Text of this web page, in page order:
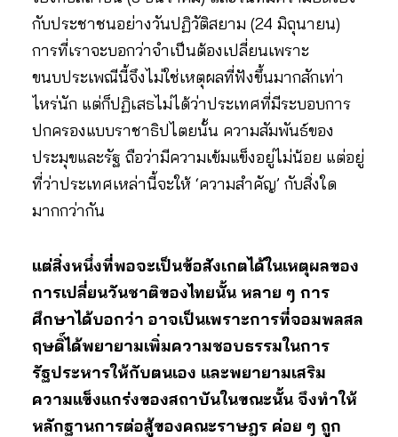
กับประชาชนอย่างวันปฏิวัติสยาม (24 มิถุนายน)
การที่เราจะบอกว่าจำเป็นต้องเปลี่ยนเพราะ
ขนบประเพณีนี้จึงไม่ใช่เหตุผลที่ฟังขึ้นมากสักเท่า
ไหร่นัก แต่ก็ปฏิเสธไม่ได้ว่าประเทศที่มีระบอบการ
ปกครองแบบราชาธิปไตยนั้น ความสัมพันธ์ของ
ประมุขและรัฐ ถือว่ามีความเข้มแข็งอยู่ไม่น้อย แต่อยู่
ที่ว่าประเทศเหล่านี้จะให้ ‘ความสำคัญ’ กับสิ่งใด
มากกว่ากัน
แต่สิ่งหนึ่งที่พอจะเป็นข้อสังเกตได้ในเหตุผลของ
การเปลี่ยนวันชาติของไทยนั้น หลาย ๆ การ
ศึกษาได้บอกว่า อาจเป็นเพราะการที่จอมพลสล
ฤษดิ์ได้พยายามเพิ่มความชอบธรรมในการ
รัฐประหารให้กับตนเอง และพยายามเสริม
ความแข็งแกร่งของสถาบันในขณะนั้น จึงทำให้
หลักฐานการต่อสู้ของคณะราษฎร ค่อย ๆ ถูก